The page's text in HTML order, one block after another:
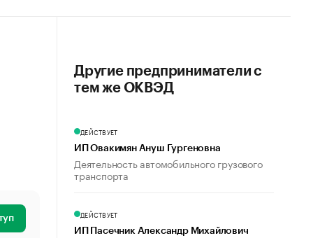
Другие предприниматели с
тем же ОКВЭД
ДЕЙСТВУЕТ
ИП Овакимян Ануш Гургеновна
Деятельность автомобильного грузового
транспорта
ДЕЙСТВУЕТ
ИП Пасечник Александр Михайлович